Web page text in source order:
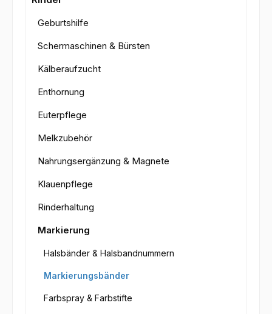
Geburtshilfe
Schermaschinen & Bürsten
Kälberaufzucht
Enthornung
Euterpflege
Melkzubehör
Nahrungsergänzung & Magnete
Klauenpflege
Rinderhaltung
Markierung
Halsbänder & Halsbandnummern
Markierungsbänder
Farbspray & Farbstifte